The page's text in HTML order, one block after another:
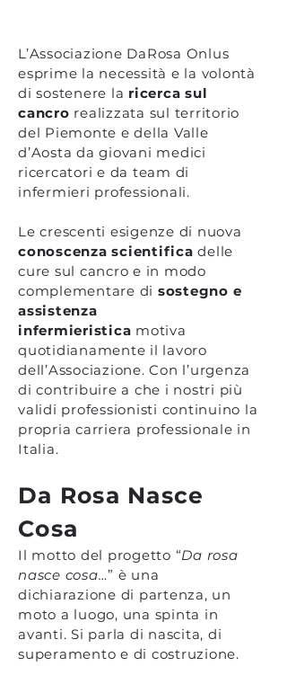
L’Associazione DaRosa Onlus
esprime la necessità e la volontà
di sostenere la ricerca sul
cancro realizzata sul territorio
del Piemonte e della Valle
d’Aosta da giovani medici
ricercatori e da team di
infermieri professionali.
Le crescenti esigenze di nuova
conoscenza scientificadelle
cure sul cancro e in modo
complementare di sostegno e
assistenza
infermieristica motiva
quotidianamente il lavoro
dell’Associazione. Con l’urgenza
di contribuire a che i nostri più
validi professionisti continuino la
propria carriera professionale in
Italia.
Da Rosa Nasce
Cosa
Il motto del progetto “Da rosa
nasce cosa…” è una
dichiarazione di partenza, un
moto a luogo, una spinta in
avanti. Si parla di nascita, di
superamento e di costruzione.